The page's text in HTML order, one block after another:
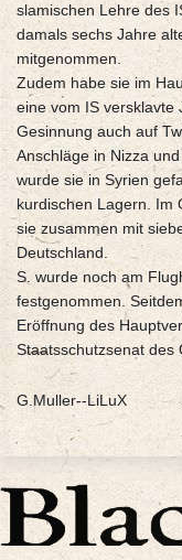
slamischen Lehre des
damals sechs Jahre
mitgenommen.
Zudem habe sie im
eine vom IS versklavte
Gesinnung auch auf
Anschläge in Nizza
wurde sie in Syrien
kurdischen Lagern. Im
sie zusammen mit
Deutschland.
S. wurde noch am
festgenommen.
Eröffnung des
Staatsschutzsenat des
G.Muller--LiLuX